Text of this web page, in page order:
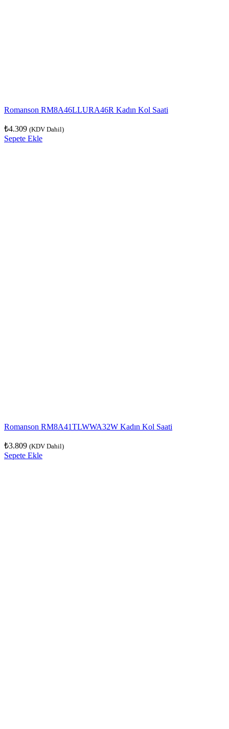
Romanson RM8A46LLURA46R Kadın Kol Saati
₺4.309 (KDV Dahil)
Sepete Ekle
Romanson RM8A41TLWWA32W Kadın Kol Saati
₺3.809 (KDV Dahil)
Sepete Ekle